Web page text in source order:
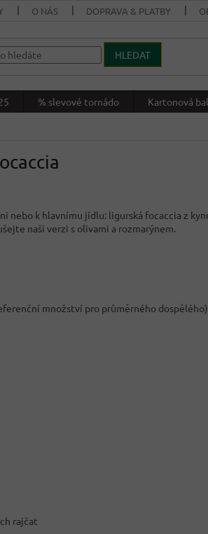
O NÁS DOPRAVA & PLATBY
HLEDAT
% slevové tornádo Kartonová
nebo k hlavnímu jídlu: ligurská focaccia z
naši verzi s olivami a rozmarýnem.
množství pro průměrného
rajčat